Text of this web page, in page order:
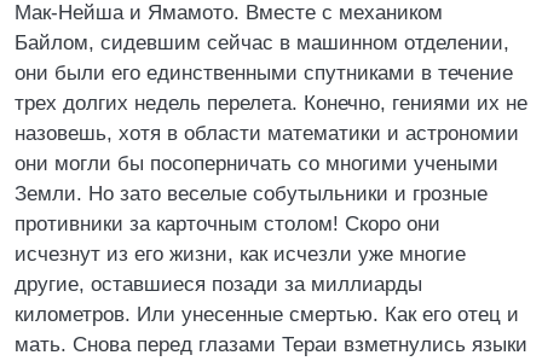
Мак-Нейша и Ямамото. Вместе с механиком
Байлом, сидевшим сейчас в машинном отделении,
они были его единственными спутниками в течение
трех долгих недель перелета. Конечно, гениями их не
назовешь, хотя в области математики и астрономии
они могли бы посоперничать со многими учеными
Земли. Но зато веселые собутыльники и грозные
противники за карточным столом! Скоро они
исчезнут из его жизни, как исчезли уже многие
другие, оставшиеся позади за миллиарды
километров. Или унесенные смертью. Как его отец и
мать. Снова перед глазами Тераи взметнулись языки